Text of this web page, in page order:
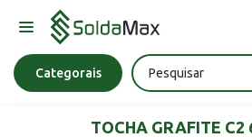
Categorais
Bateria Chave Impacto
TOCHA GRAFITE C2